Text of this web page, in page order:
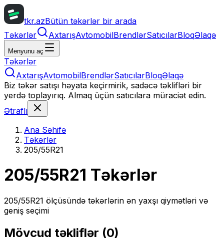
tkr.azBütün təkərlər bir arada
Təkərlər
AxtarışAvtomobilBrendlərSatıcılarBloqƏlaqə
Menyunu aç
Təkərlər
AxtarışAvtomobilBrendlərSatıcılarBloqƏlaqə
Biz təkər satışı həyata keçirmirik, sadəcə təklifləri bir
yerdə toplayırıq. Almaq üçün satıcılara müraciət edin.
Ətraflı
Ana Səhifə
Təkərlər
205/55R21
205/55R21 Təkərlər
205/55R21 ölçüsündə təkərlərin ən yaxşı qiymətləri və
geniş seçimi
Mövcud təkliflər (0)